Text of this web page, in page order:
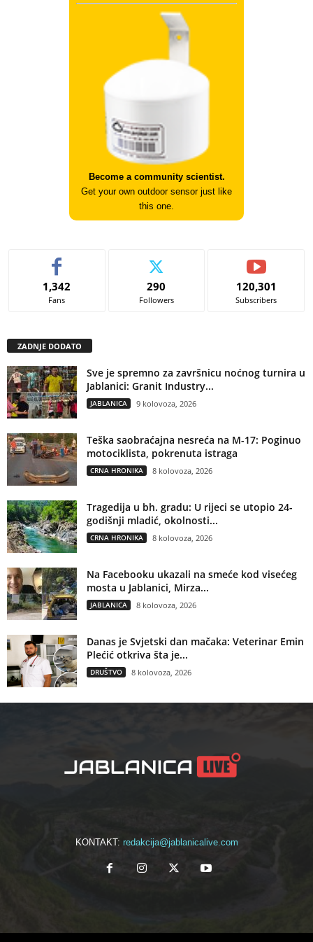
Become a community scientist.
Get your own outdoor sensor just like
this one.
1,342
Fans
290
Followers
120,301
Subscribers
ZADNJE DODATO
Sve je spremno za završnicu noćnog turnira u
Jablanici: Granit Industry...
JABLANICA 9 kolovoza, 2026
Teška saobraćajna nesreća na M-17: Poginuo
motociklista, pokrenuta istraga
CRNA HRONIKA 8 kolovoza, 2026
Tragedija u bh. gradu: U rijeci se utopio 24-
godišnji mladić, okolnosti...
CRNA HRONIKA 8 kolovoza, 2026
Na Facebooku ukazali na smeće kod visećeg
mosta u Jablanici, Mirza...
JABLANICA 8 kolovoza, 2026
Danas je Svjetski dan mačaka: Veterinar Emin
Plećić otkriva šta je...
DRUŠTVO 8 kolovoza, 2026
KONTAKT: redakcija@jablanicalive.com